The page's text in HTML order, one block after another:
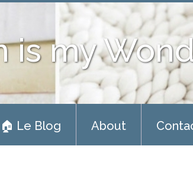
is my
🏠 Le Blog About